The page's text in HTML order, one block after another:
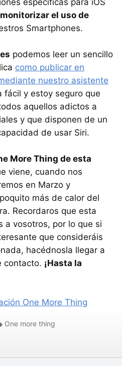
monitorizar el uso de
Smartphones.
podemos leer un sencillo
como publicar en
nuestro asistente
fácil y estoy seguro que
aquellos adictos a
y que disponen de un
de usar Siri.
More Thing de esta
viene, cuando nos
en Marzo y
más de calor del
Recordaros que esta
a vosotros, por lo que si
que consideráis
hacédnosla llegar a
contacto. ¡Hasta la
One More Thing
One more thing